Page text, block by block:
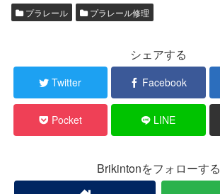
プラレール プラレール修理
シェアする
Twitter Facebook
Pocket LINE
Brikintonをフォローする